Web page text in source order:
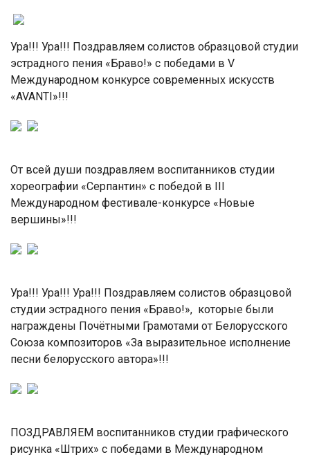
Ура!!! Ура!!! Поздравляем солистов образцовой студии
эстрадного пения «Браво!» с победами в V
Международном конкурсе современных искусств
«AVANTI»!!!
От всей души поздравляем воспитанников студии
хореографии «Серпантин» с победой в III
Международном фестивале-конкурсе «Новые
вершины»!!!
Ура!!! Ура!!! Ура!!! Поздравляем солистов образцовой
студии эстрадного пения «Браво!», которые были
награждены Почётными Грамотами от Белорусского
Союза композиторов «За выразительное исполнение
песни белорусского автора»!!!
ПОЗДРАВЛЯЕМ воспитанников студии графического
рисунка «Штрих» с победами в Международном